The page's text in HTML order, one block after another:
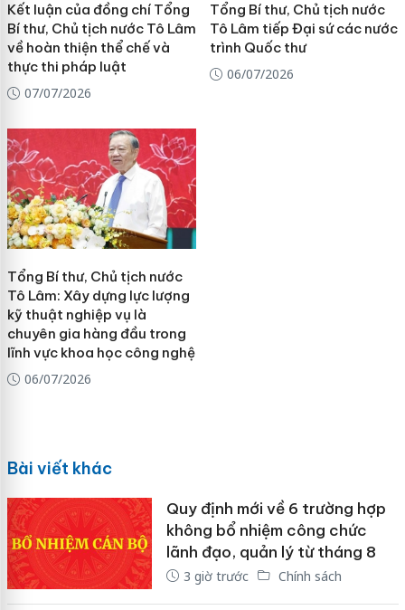
Kết luận của đồng chí Tổng
Bí thư, Chủ tịch nước Tô Lâm
về hoàn thiện thể chế và
thực thi pháp luật
07/07/2026
Tổng Bí thư, Chủ tịch nước
Tô Lâm tiếp Đại sứ các nước
trình Quốc thư
06/07/2026
Tổng Bí thư, Chủ tịch nước
Tô Lâm: Xây dựng lực lượng
kỹ thuật nghiệp vụ là
chuyên gia hàng đầu trong
lĩnh vực khoa học công nghệ
06/07/2026
Bài viết khác
Quy định mới về 6 trường hợp
không bổ nhiệm công chức
lãnh đạo, quản lý từ tháng 8
3 giờ trước Chính sách